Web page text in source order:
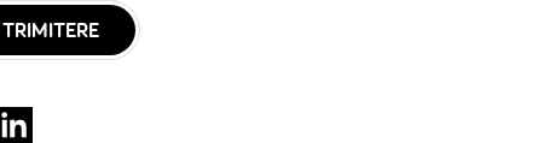
TRIMITERE